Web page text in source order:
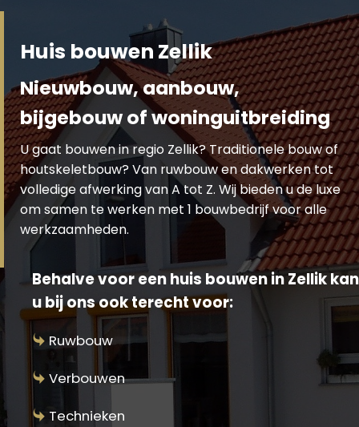
Huis bouwen Zellik
Nieuwbouw, aanbouw,
bijgebouw of woninguitbreiding
U gaat bouwen in regio Zellik? Traditionele bouw of
houtskeletbouw? Van ruwbouw en dakwerken tot
volledige afwerking van A tot Z. Wij bieden u de luxe
om samen te werken met 1 bouwbedrijf voor alle
werkzaamheden.
Behalve voor een huis bouwen in Zellik kan
u bij ons ook terecht voor:
Ruwbouw
Verbouwen
Technieken